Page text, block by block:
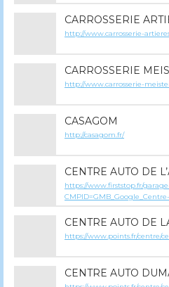
CARROSSERIE
http://www.carrosserie-
CARROSSERIE
http://www.carrosserie-
CASAGOM
http://casagom.fr/
CENTRE AUTO DE
https://www.firststop.fr/
CENTRE AUTO DE
https://www.points.fr/centre/
CENTRE AUTO